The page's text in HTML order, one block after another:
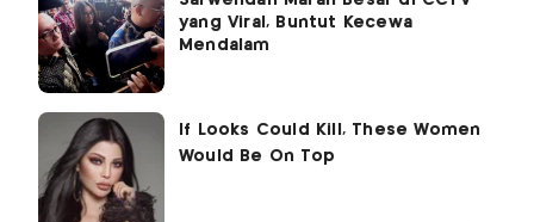
yang Viral, Buntut Kecewa
Mendalam